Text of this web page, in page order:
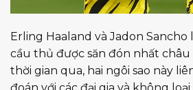
Erling Haaland và Jadon Sancho
cầu thủ được săn đón nhất châu
thời gian qua, hai ngôi sao này